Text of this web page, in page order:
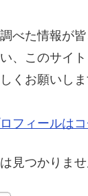
べた情報が
、このサイ
くお願いしま
フィールは
見つかりませ